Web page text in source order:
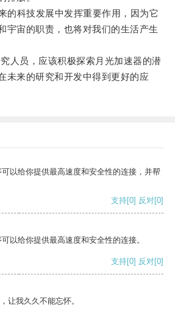
科技发展中发挥重要作用，因为它
宇宙的职责，也将对我们的生活产生
员，应该积极探索月光加速器的潜
未来的研究和开发中得到更好的应
以给你提供最高速度和安全性的连接，并帮
支持[0] 反对[0]
以给你提供最高速度和安全性的连接。
支持[0] 反对[0]
让我久久不能忘怀。